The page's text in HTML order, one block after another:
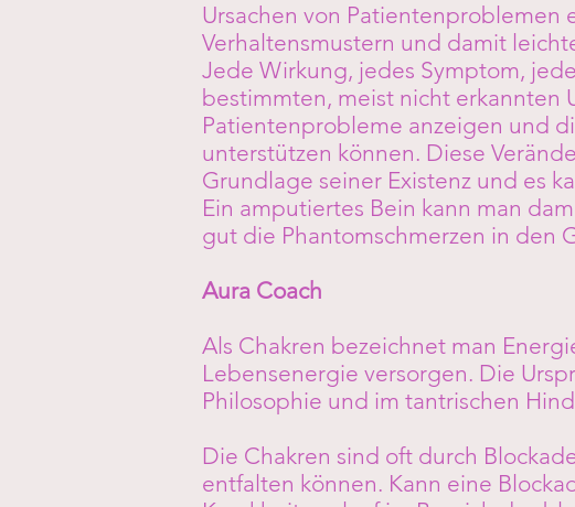
Ursachen von
Verhaltensmustern und damit
Jede Wirkung, jedes Symptom,
bestimmten, meist nicht erkannten
Patientenprobleme anzeigen und
unterstützen können. Diese
Grundlage seiner Existenz und es
Ein amputiertes Bein kann man
gut die Phantomschmerzen in den
Aura Coach
Als Chakren bezeichnet man
Lebensenergie versorgen. Die
Philosophie und im tantrischen
Die Chakren sind oft durch
entfalten können. Kann eine